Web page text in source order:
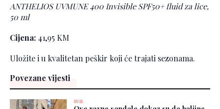
ANTHELIOS UVMUNE 400 Invisible SPF50+ fluid za lice,
50 ml
Cijena: 41,95 KM
Uložite i u kvalitetan peškir koji će trajati sezonama.
Povezane vijesti
MODA